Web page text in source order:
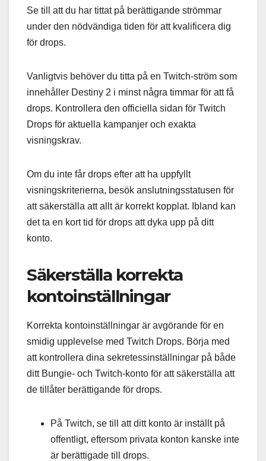
Se till att du har tittat på berättigande strömmar
under den nödvändiga tiden för att kvalificera dig
för drops.
Vanligtvis behöver du titta på en Twitch-ström som
innehåller Destiny 2 i minst några timmar för att få
drops. Kontrollera den officiella sidan för Twitch
Drops för aktuella kampanjer och exakta
visningskrav.
Om du inte får drops efter att ha uppfyllt
visningskriterierna, besök anslutningsstatusen för
att säkerställa att allt är korrekt kopplat. Ibland kan
det ta en kort tid för drops att dyka upp på ditt
konto.
Säkerställa korrekta
kontoinställningar
Korrekta kontoinställningar är avgörande för en
smidig upplevelse med Twitch Drops. Börja med
att kontrollera dina sekretessinställningar på både
ditt Bungie- och Twitch-konto för att säkerställa att
de tillåter berättigande för drops.
På Twitch, se till att ditt konto är inställt på
offentligt, eftersom privata konton kanske inte
är berättigade till drops.